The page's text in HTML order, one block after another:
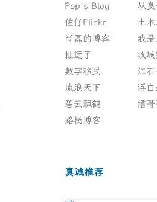
Pop's Blog
从
佐仔Flickr
土
尚磊的博客
我
扯远了
攻
数字移民
江
流浪天下
浮
碧云飘鹤
缙
路杨博客
真诚推荐